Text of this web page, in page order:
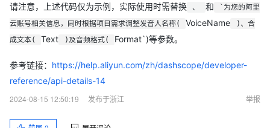
请注意，上述代码仅为示例，实际使用时需替换 、 和
`为您的阿里
云账号相关信息，同时根据项目需求调整发音人名称(
VoiceName
)、合
成文本(
Text )及音频格式( Format`)等参数。
参考链接： https://help.aliyun.com/zh/dashscope/developer-
reference/api-details-14
2024-08-15 12:50:19
发布于浙江 举报